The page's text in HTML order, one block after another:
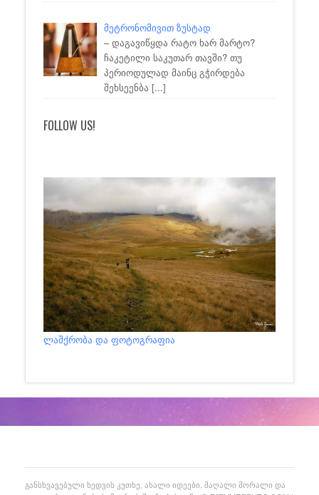
მეტრონომივით ზუსტად
– დაგავიწყდა რატო ხარ მარტო?
ჩაკეტილი საკუთარ თავში? თუ
პერიოდულად მაინც გჭირდება
შეხსეენბა [...]
FOLLOW US!
ლაშქრობა და ფოტოგრაფია
ᲒᲐᲜᲡᲮᲕᲐᲕᲔᲑᲣᲚᲘ ᲮᲔᲓᲕᲘᲡ ᲙᲣᲗᲮᲔ, ᲐᲮᲐᲚᲘ ᲘᲓᲔᲔᲑᲘ, ᲛᲐᲦᲐᲚᲘ ᲛᲝᲠᲐᲚᲘ ᲓᲐ